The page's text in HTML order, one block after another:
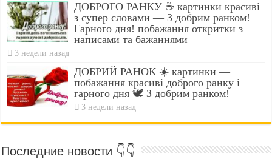
ДОБРОГО РАНКУ ☕ картинки красиві
з супер словами — З добрим ранком!
Гарного дня! побажання откритки з
написами та бажаннями
3 недели назад
ДОБРИЙ РАНОК ☀️ картинки —
побажання красиві доброго ранку і
гарного дня 🕊️ З добрим ранком!
3 недели назад
Последние новости 👇👇